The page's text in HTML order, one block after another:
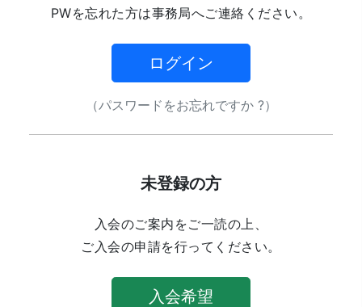
PWを忘れた方は事務局へご連絡ください。
ログイン
（パスワードをお忘れですか ?）
未登録の方
入会のご案内をご一読の上、
ご入会の申請を行ってください。
入会希望